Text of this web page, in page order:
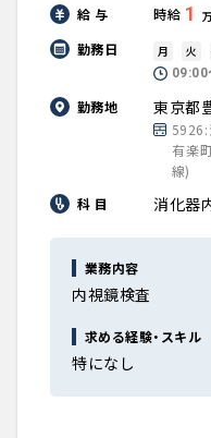
給 与 時給 1
勤務日 月 火
勤務地 東京都
有楽
線)
科 目
消化器
業務内容
内視鏡検査
求める経験・スキル
特になし